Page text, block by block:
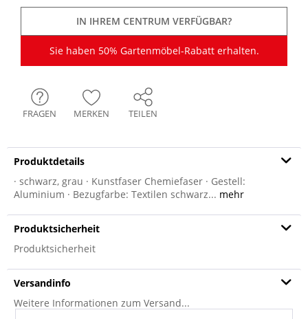
IN IHREM CENTRUM VERFÜGBAR?
Sie haben 50% Gartenmöbel-Rabatt erhalten.
FRAGEN MERKEN TEILEN
Produktdetails
· schwarz, grau · Kunstfaser Chemiefaser · Gestell:
Aluminium · Bezugfarbe: Textilen schwarz... mehr
Produktsicherheit
Produktsicherheit
Versandinfo
Weitere Informationen zum Versand...